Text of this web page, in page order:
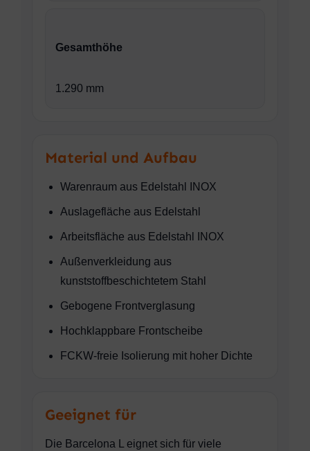
Gesamthöhe
1.290 mm
Material und Aufbau
Warenraum aus Edelstahl INOX
Auslagefläche aus Edelstahl
Arbeitsfläche aus Edelstahl INOX
Außenverkleidung aus
kunststoffbeschichtetem Stahl
Gebogene Frontverglasung
Hochklappbare Frontscheibe
FCKW-freie Isolierung mit hoher Dichte
Geeignet für
Die Barcelona L eignet sich für viele